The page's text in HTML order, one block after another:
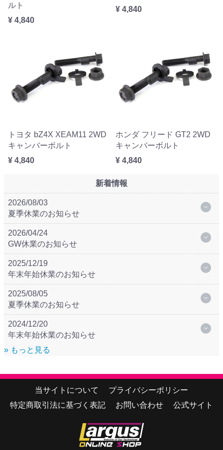
ルト
¥ 4,840
¥ 4,840
トヨタ bZ4X XEAM11 2WD
キャンバーボルト
¥ 4,840
ホンダ フリード GT2 2WD
キャンバーボルト
¥ 4,840
新着情報
2026/08/03
夏季休業のお知らせ
2026/04/24
GW休業のお知らせ
2025/12/19
年末年始休業のお知らせ
2025/08/05
夏季休業のお知らせ
2024/12/20
年末年始休業のお知らせ
» もっと見る
当サイトについて
プライバシーポリシー
特定商取引法に基づく表記
お問い合わせ 公式サイト